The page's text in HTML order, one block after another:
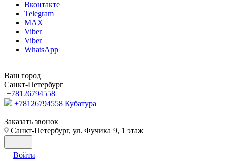
Вконтакте
Telegram
MAX
Viber
Viber
WhatsApp
Ваш город
Санкт-Петербург
+78126794558
+78126794558 Кубатура
Заказать звонок
Санкт-Петербург, ул. Фучика 9, 1 этаж
Войти